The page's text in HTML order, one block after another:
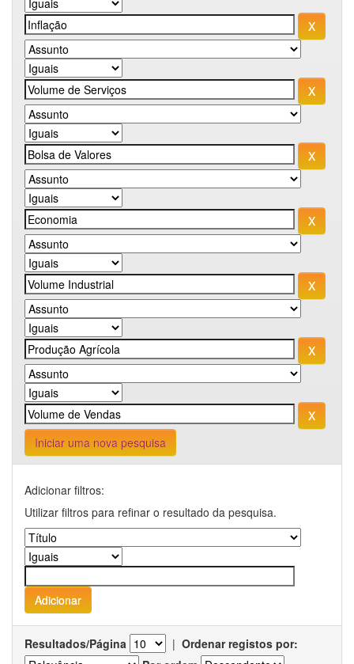
Iniciar uma nova pesquisa
Adicionar filtros:
Utilizar filtros para refinar o resultado da pesquisa.
Resultados/Página | Ordenar registos por: